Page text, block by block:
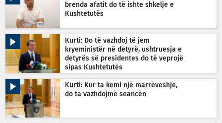
brenda afatit do të ishte shkelje e
Kushtetutës
Kurti: Do të vazhdoj të jem
kryeministër në detyrë, ushtruesja e
detyrës së presidentes do të veprojë
sipas Kushtetutës
Kurti: Kur ta kemi një marrëveshje,
do ta vazhdojmë seancën